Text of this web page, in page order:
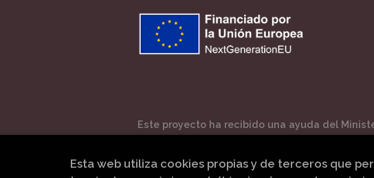
Este proyecto ha recibido una ayuda del
Esta web utiliza cookies propias y de terceros que